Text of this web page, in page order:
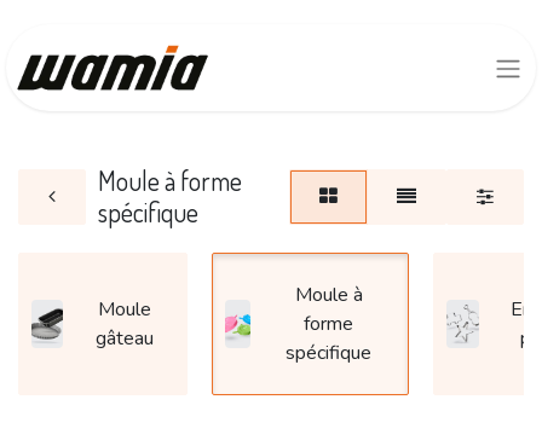
Moule à forme
spécifique
Moule
gâteau
Moule à
forme
spécifique